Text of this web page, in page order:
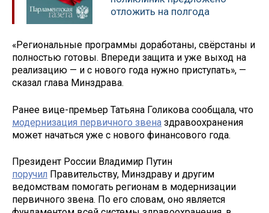
отложить на полгода
«Региональные программы доработаны, свёрстаны и
полностью готовы. Впереди защита и уже выход на
реализацию — и с нового года нужно приступать», —
сказал глава Минздрава.
Ранее вице-премьер Татьяна Голикова сообщала, что
модернизация первичного звена здравоохранения
может начаться уже с нового финансового года.
Президент России Владимир Путин
поручил Правительству, Минздраву и другим
ведомствам помогать регионам в модернизации
первичного звена. По его словам, оно является